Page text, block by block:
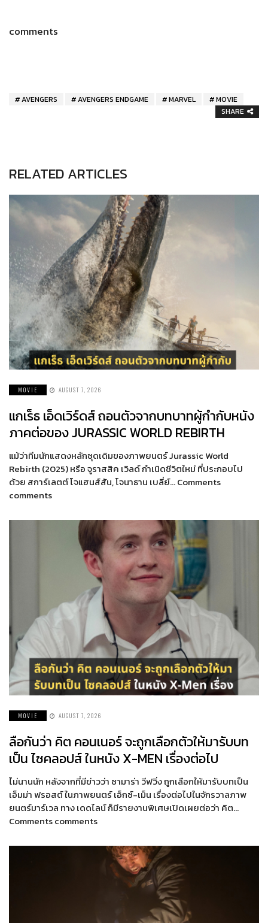
comments
AVENGERS AVENGERS ENDGAME MARVEL
MOVIE
SHARE
RELATED ARTICLES
MOVIE AUGUST 7, 2026
แกเร็ธ เอ็ดเวิร์ดส์ ถอนตัวจากบทบาทผู้กำกับหนัง
ภาคต่อของ JURASSIC WORLD REBIRTH
แม้ว่าทีมนักแสดงหลักชุดเดิมของภาพยนตร์ Jurassic World
Rebirth (2025) หรือ จูราสสิค เวิลด์ กำเนิดชีวิตใหม่ ที่ประกอบไป
ด้วย สการ์เลตต์ โจแฮนส์สัน, โจนาธาน เบลี่ย์… Comments
comments
MOVIE AUGUST 7, 2026
ลือกันว่า คิต คอนเนอร์ จะถูกเลือกตัวให้มารับบท
เป็น ไซคลอปส์ ในหนัง X-MEN เรื่องต่อไป
ไม่นานนัก หลังจากที่มีข่าวว่า ซามาร่า วีฟวิ่ง ถูกเลือกให้มารับบทเป็น
เอ็มม่า ฟรอสต์ ในภาพยนตร์ เอ็กซ์-เม็น เรื่องต่อไปในจักรวาลภาพ
ยนตร์มาร์เวล ทาง เดดไลน์ ก็มีรายงานพิเศษเปิดเผยต่อว่า คิต…
Comments comments